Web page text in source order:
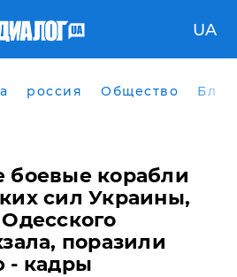
UA
россия Общество
боевые корабли
сил Украины,
поразили
- кадры